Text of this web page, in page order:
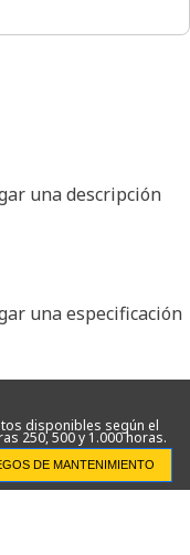
una descripción
una especificación
disponibles según el
250, 500 y 1.000 horas.
DE MANTENIMIENTO